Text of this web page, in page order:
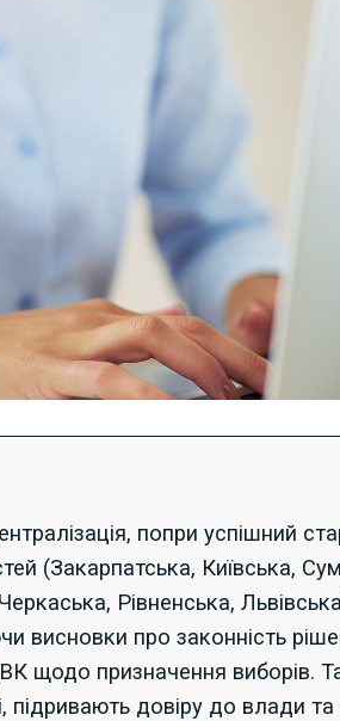
попри успішний
(Закарпатська, Київська,
Рівненська,
висновки про законність
щодо призначення виборів.
довіру до влади